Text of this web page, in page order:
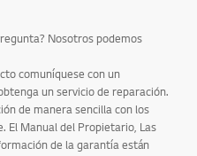
Nosotros podemos
comuníquese con un
un servicio de reparación.
de manera sencilla con los
El Manual del Propietario, Las
de la garantía están